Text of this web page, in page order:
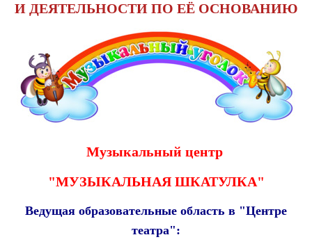
И ДЕЯТЕЛЬНОСТИ ПО ЕЁ ОСНОВАНИЮ
Музыкальный центр
"МУЗЫКАЛЬНАЯ ШКАТУЛКА"
Ведущая образовательные область в "Центре
театра":